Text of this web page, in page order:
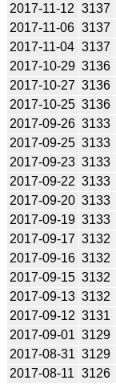
2017-11-12 3137
2017-11-06 3137
2017-11-04 3137
2017-10-29 3136
2017-10-27 3136
2017-10-25 3136
2017-09-26 3133
2017-09-25 3133
2017-09-23 3133
2017-09-22 3133
2017-09-20 3133
2017-09-19 3133
2017-09-17 3132
2017-09-16 3132
2017-09-15 3132
2017-09-13 3132
2017-09-12 3131
2017-09-01 3129
2017-08-31 3129
2017-08-11 3126